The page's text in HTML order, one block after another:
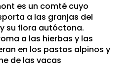
es un comté cuyo
a las granjas del
su flora autóctona.
a las hierbas y las
en los pastos alpinos y
de las vacas